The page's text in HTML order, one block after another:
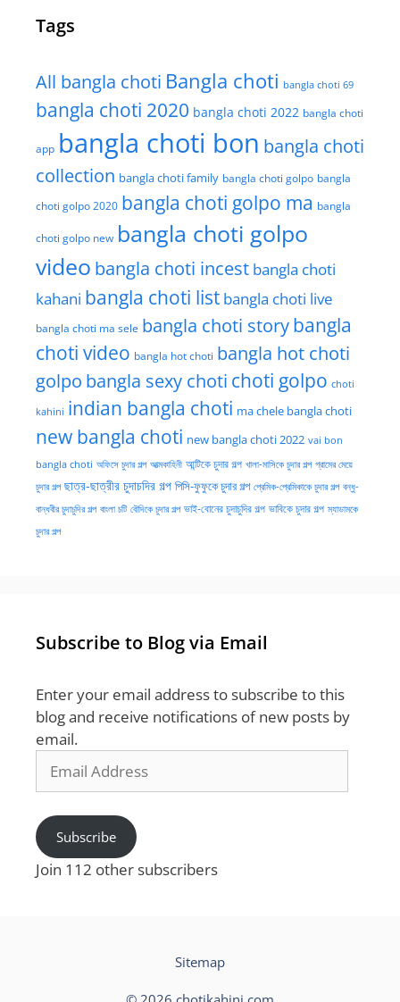
Tags
All bangla choti Bangla choti bangla choti 69
bangla choti 2020 bangla choti 2022 bangla choti
app bangla choti bon bangla choti
collection bangla choti family bangla choti golpo bangla
choti golpo 2020 bangla choti golpo ma bangla
choti golpo new bangla choti golpo
video bangla choti incest bangla choti
kahani bangla choti list bangla choti live
bangla choti ma sele bangla choti storybangla
choti video bangla hot choti bangla hot choti
golpo bangla sexy choti choti golpo choti
kahini indian bangla choti ma chele bangla choti
new bangla choti new bangla choti 2022 vai bon
bangla choti অফিসে চুদার গল্প আত্মকাহিনী আন্টিকে চুদার গল্প খালা-মাসিকে চুদার গল্প গ্রামের মেয়ে
চুদার গল্প ছাত্র-ছাত্রীর চুদাচদির গল্প পিসি-ফুফুকে চুদার গল্প প্রেমিক-প্রেমিকাকে চুদার গল্প বন্ধু-
বান্ধবীর চুদাচুদির গল্প বাংলা চটি বৌদিকে চুদার গল্প ভাই-বোনের চুদাচুদির গল্প ভাবিকে চুদার গল্প ম্যাডামকে
চুদার গল্প
Subscribe to Blog via Email
Enter your email address to subscribe to this
blog and receive notifications of new posts by
email.
Address
Subscribe
Join 112 other subscribers
Sitemap